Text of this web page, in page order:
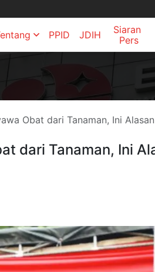
PPID JDIH
Siaran
Pers
Obat dari Tanaman, Ini
dari Tanaman, Ini